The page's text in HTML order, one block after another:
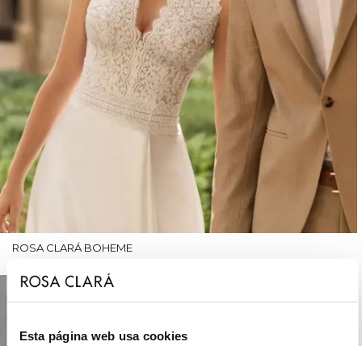
Esta página web usa cookies
ROSA CLARÁ BOHEME